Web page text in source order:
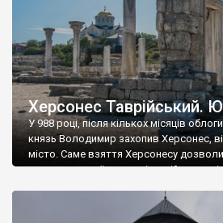
Херсонес Таврійський.
У 988 році, після кількох місяців
князь Володимир захопив Херсонес,
місто. Саме взяття Херсонесу
диктувати свої умови візантійському
Херсонесі Володимир-язичник, став
А потім було Хрещення Русі. На честь